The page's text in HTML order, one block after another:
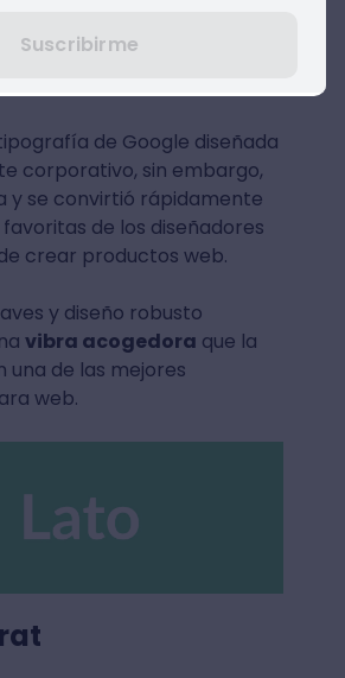
de Google diseñada
corporativo, sin embargo,
y se convirtió rápidamente
de los diseñadores
crear productos web.
y diseño robusto
vibra acogedora que la
una de las mejores
web.
Suscribirme